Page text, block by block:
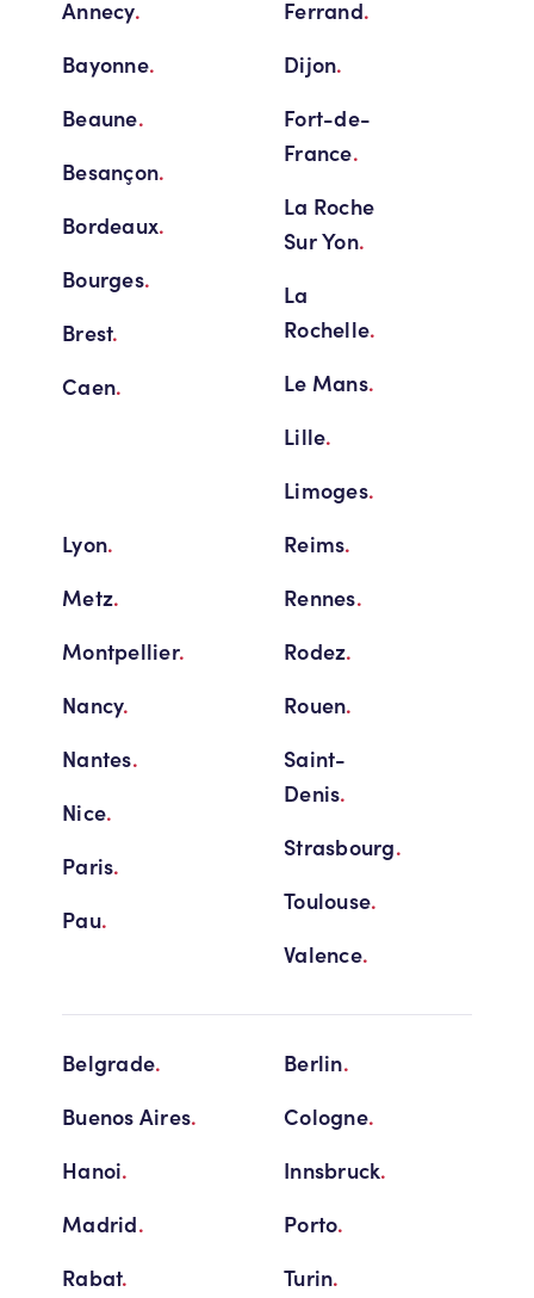
Annecy.
Bayonne.
Beaune.
Besançon.
Bordeaux.
Bourges.
Brest.
Caen.
Ferrand.
Dijon.
Fort-de-
France.
La Roche
Sur Yon.
La
Rochelle.
Le Mans.
Lille.
Limoges.
Lyon.
Metz.
Montpellier.
Nancy.
Nantes.
Nice.
Paris.
Pau.
Reims.
Rennes.
Rodez.
Rouen.
Saint-
Denis.
Strasbourg.
Toulouse.
Valence.
Belgrade. Berlin.
Buenos Aires. Cologne.
Hanoi. Innsbruck.
Madrid. Porto.
Rabat. Turin.